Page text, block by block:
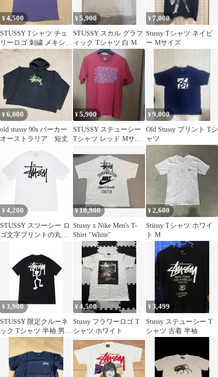
¥4,500
STUSSY Tシャツ チェ
リーロゴ 刺繍 メキシコ
製
¥5,900
STUSSY スカル グラフ
ィック Tシャツ 白 M
¥ 7,000
Stussy Tシャツ ネイビ
ー Mサイズ
¥6,000
old stussy 90s パーカー
オーストラリア 短丈
¥5,900
STUSSY ステューシー
Tシャツ レッド Mサイ
¥9,000
Old Stussy プリント Tシ
ャツ
¥ 4,200
STUSSY スツーシー ロ
ゴ文字プリントの丸首
ャツ 男女兼用
¥10,900
Stussy x Nike Men's T-
Shirt "White"
¥2,600
Stüssy Tシャツ ホワイ
ト M
¥3,900
STUSSY 限定クルーネ
ック Tシャツ 半袖 男女
¥4,500
Stussy フラワーロゴ T
シャツ ホワイト
¥3,499
Stussy ステューシー T
シャツ 古着 半袖